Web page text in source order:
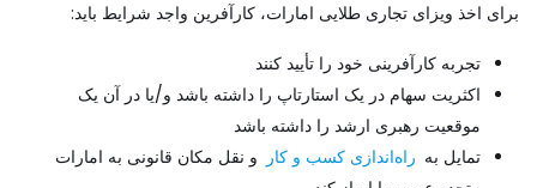
برای اخذ ویزای تجاری طلایی امارات، کارآفرین واجد شرایط باید:
تجربه کارآفرینی خود را تأیید کنند
اکثریت سهام در یک استارتاپ را داشته باشد و/یا در آن یک
موقعیت رهبری ارشد را داشته باشد
تمایل به راه‌اندازی کسب و کار و نقل مکان قانونی به امارات